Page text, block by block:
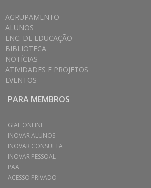
AGRUPAMENTO
ALUNOS
ENC. DE EDUCAÇÃO
BIBLIOTECA
NOTÍCIAS
ATIVIDADES E PROJETOS
EVENTOS
PARA MEMBROS
GIAE ONLINE
INOVAR ALUNOS
INOVAR CONSULTA
INOVAR PESSOAL
PAA
ACESSO PRIVADO